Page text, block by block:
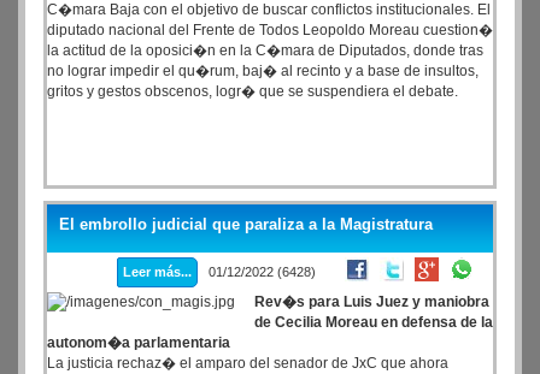
C�mara Baja con el objetivo de buscar conflictos institucionales. El
diputado nacional del Frente de Todos Leopoldo Moreau cuestion�
la actitud de la oposici�n en la C�mara de Diputados, donde tras
no lograr impedir el qu�rum, baj� al recinto y a base de insultos,
gritos y gestos obscenos, logr� que se suspendiera el debate.
El embrollo judicial que paraliza a la Magistratura
Leer más... 01/12/2022 (6428)
Rev�s para Luis Juez y maniobra
de Cecilia Moreau en defensa de la
autonom�a parlamentaria
La justicia rechaz� el amparo del senador de JxC que ahora